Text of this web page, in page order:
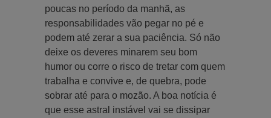
poucas no período da manhã, as
responsabilidades vão pegar no pé e
podem até zerar a sua paciência. Só não
deixe os deveres minarem seu bom
humor ou corre o risco de tretar com quem
trabalha e convive e, de quebra, pode
sobrar até para o mozão. A boa notícia é
que esse astral instável vai se dissipar